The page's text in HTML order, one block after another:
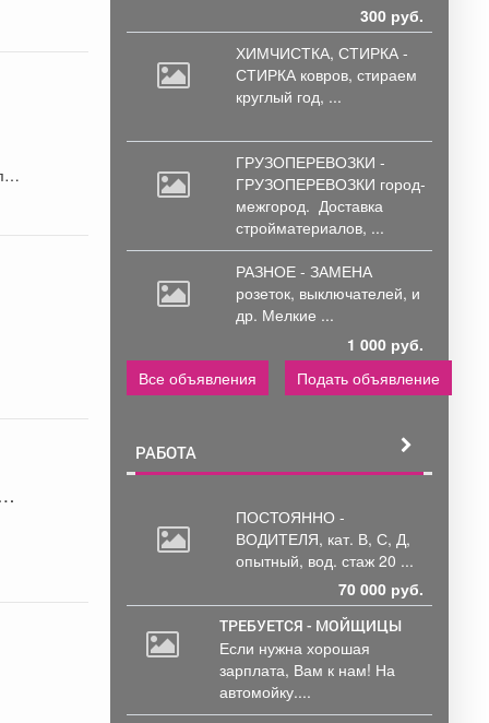
300 руб.
ХИМЧИСТКА, СТИРКА -
СТИРКА ковров, стираем
круглый год, ...
ГРУЗОПЕРЕВОЗКИ -
ГРУЗОПЕРЕВОЗКИ город-
межгород. Доставка
стройматериалов, ...
РАЗНОЕ - ЗАМЕНА
розеток, выключателей, и
др. Мелкие ...
1 000 руб.
Все объявления
Подать объявление
РАБОТА
ПОСТОЯННО -
ВОДИТЕЛЯ, кат. В, С, Д,
опытный, вод. стаж 20 ...
70 000 руб.
ТРЕБУЕТСЯ - МОЙЩИЦЫ
Если нужна хорошая
зарплата, Вам к нам! На
автомойку....